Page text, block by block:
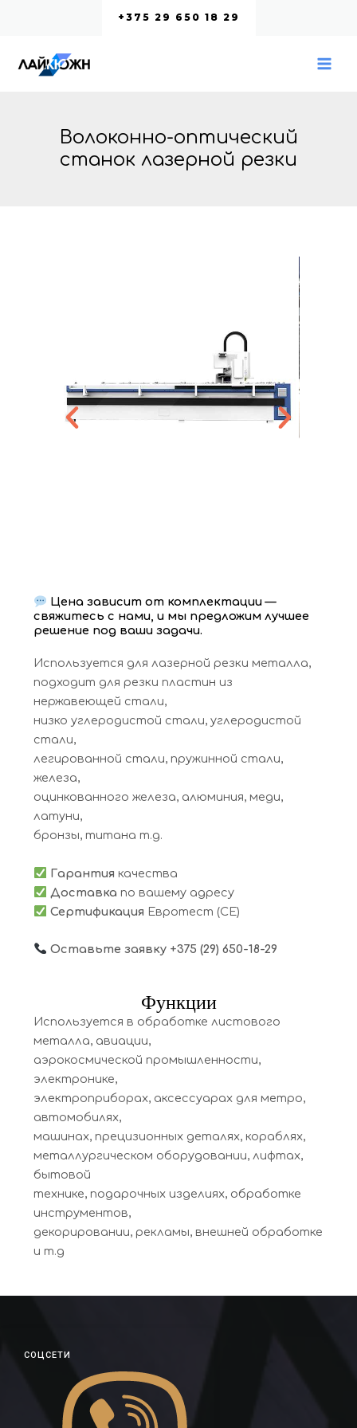
+375 29 650 18 29
Волоконно-оптический
станок лазерной резки
Цена зависит от комплектации —
свяжитесь с нами, и мы предложим лучшее
решение под ваши задачи.
Используется для лазерной резки металла,
подходит для резки пластин из
нержавеющей стали,
низко углеродистой стали, углеродистой
стали,
легированной стали, пружинной стали,
железа,
оцинкованного железа, алюминия, меди,
латуни,
бронзы, титана т.д.
Гарантия качества
Доставка по вашему адресу
Сертификация Евротест (СЕ)
Оставьте заявку +375 (29) 650-18-29
Функции
Используется в обработке листового
металла, авиации,
аэрокосмической промышленности,
электронике,
электроприборах, аксессуарах для метро,
автомобилях,
машинах, прецизионных деталях, кораблях,
металлургическом оборудовании, лифтах,
бытовой
технике, подарочных изделиях, обработке
инструментов,
декорировании, рекламы, внешней обработке
и т.д
СОЦСЕТИ